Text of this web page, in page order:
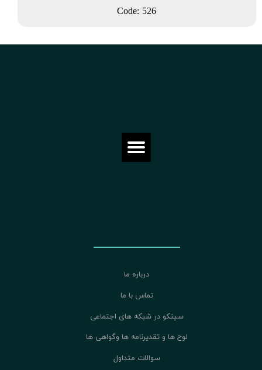
Code: 526
درباره ما
تماس با ما
سیتکو در شبکه های اجتماعی
لوح ها و تقدیرنامه ها وگواهی ها
سوالات متداول